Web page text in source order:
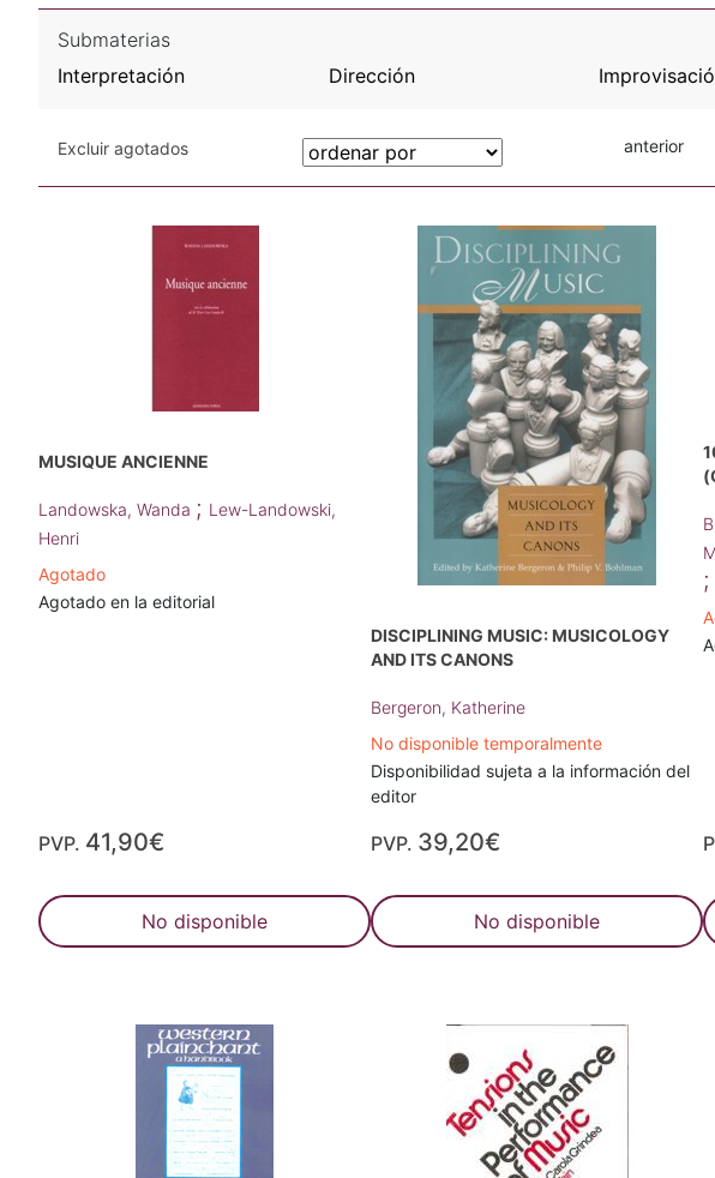
Submaterias
Interpretación
Dirección
Excluir agotados anterior
MUSIQUE ANCIENNE
Landowska, Wanda ; Lew-Landowski,
Henri
Agotado
Agotado en la editorial
PVP. 41,90€
No disponible
DISCIPLINING MUSIC: MUSICOLOGY
AND ITS CANONS
Bergeron, Katherine
No disponible temporalmente
Disponibilidad sujeta a la información del
editor
PVP. 39,20€
No disponible